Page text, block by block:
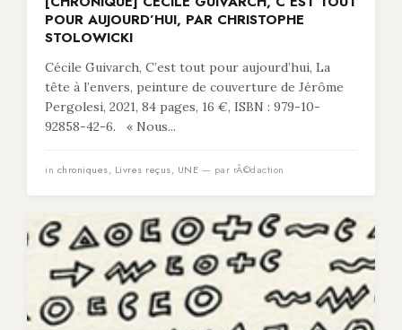
POUR AUJOURD’HUI, PAR CHRISTOPHE
STOLOWICKI
Cécile Guivarch, C’est tout pour aujourd’hui, La
tête à l’envers, peinture de couverture de Jérôme
Pergolesi, 2021, 84 pages, 16 €, ISBN : 979-10-
92858-42-6. « Nous...
in chroniques, Livres reçus, UNE — par rÃ©daction